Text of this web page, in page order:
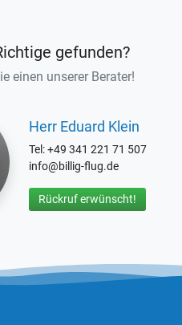
gefunden?
einen unserer Berater!
Herr Eduard Klein
Tel: +49 341 221 71 507
info@billig-flug.de
Rückruf erwünscht!